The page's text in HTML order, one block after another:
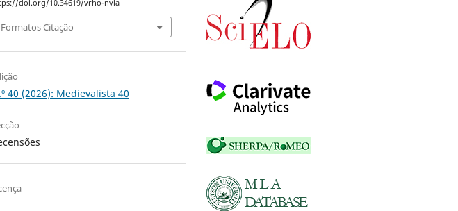
doi.org/10.34619/vrho-nvia
Formatos Citação
40 (2026): Medievalista 40